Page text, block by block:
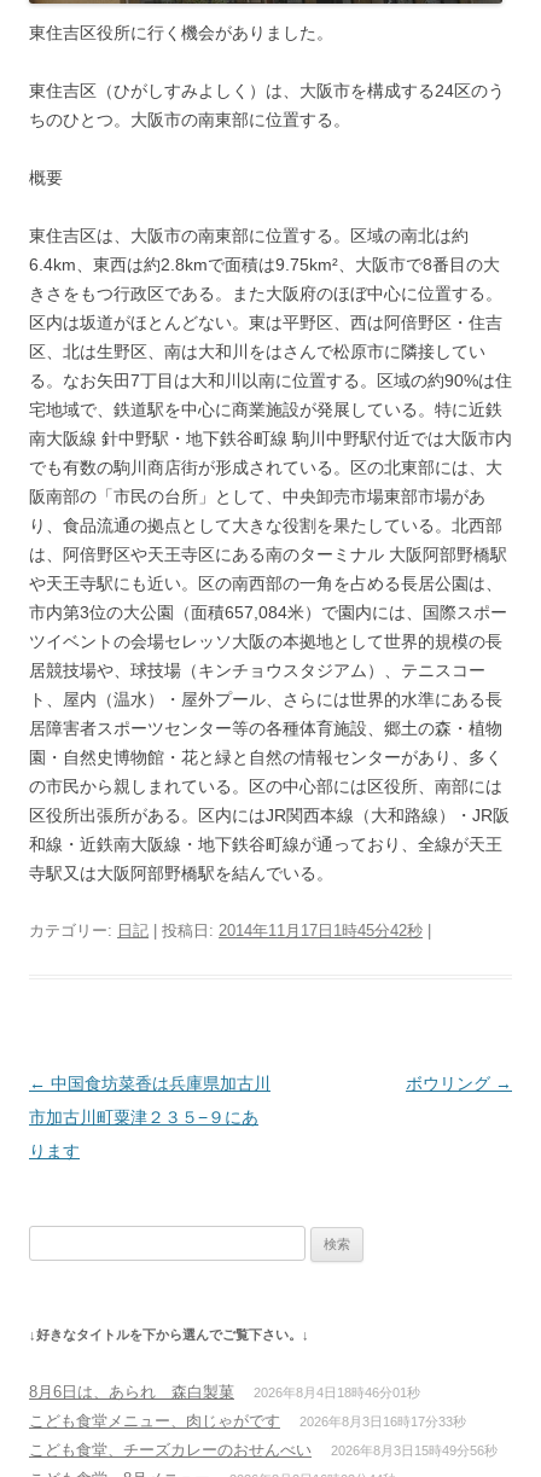
東住吉区役所に行く機会がありました。
東住吉区（ひがしすみよしく）は、大阪市を構成する24区のう
ちのひとつ。大阪市の南東部に位置する。
概要
東住吉区は、大阪市の南東部に位置する。区域の南北は約
6.4km、東西は約2.8kmで面積は9.75km²、大阪市で8番目の大
きさをもつ行政区である。また大阪府のほぼ中心に位置する。
区内は坂道がほとんどない。東は平野区、西は阿倍野区・住吉
区、北は生野区、南は大和川をはさんで松原市に隣接してい
る。なお矢田7丁目は大和川以南に位置する。区域の約90%は住
宅地域で、鉄道駅を中心に商業施設が発展している。特に近鉄
南大阪線 針中野駅・地下鉄谷町線 駒川中野駅付近では大阪市内
でも有数の駒川商店街が形成されている。区の北東部には、大
阪南部の「市民の台所」として、中央卸売市場東部市場があ
り、食品流通の拠点として大きな役割を果たしている。北西部
は、阿倍野区や天王寺区にある南のターミナル 大阪阿部野橋駅
や天王寺駅にも近い。区の南西部の一角を占める長居公園は、
市内第3位の大公園（面積657,084米）で園内には、国際スポー
ツイベントの会場セレッソ大阪の本拠地として世界的規模の長
居競技場や、球技場（キンチョウスタジアム）、テニスコー
ト、屋内（温水）・屋外プール、さらには世界的水準にある長
居障害者スポーツセンター等の各種体育施設、郷土の森・植物
園・自然史博物館・花と緑と自然の情報センターがあり、多く
の市民から親しまれている。区の中心部には区役所、南部には
区役所出張所がある。区内にはJR関西本線（大和路線）・JR阪
和線・近鉄南大阪線・地下鉄谷町線が通っており、全線が天王
寺駅又は大阪阿部野橋駅を結んでいる。
カテゴリー: 日記 | 投稿日: 2014年11月17日1時45分42秒
投
稿
ナ
← 中国食坊菜香は兵庫県加古川
市加古川町粟津２３５−９にあ
ります
ボウリング →
↓好きなタイトルを下から選んでご覧下さい。↓
8月6日は、あられ 森白製菓 2026年8月4日18時46分01秒
こども食堂メニュー、肉じゃがです 2026年8月3日16時17分33秒
こども食堂、チーズカレーのおせんべい 2026年8月3日15時49分56秒